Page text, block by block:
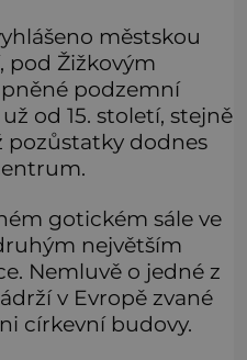
městskou
pod Žižkovým
podzemní
od 15. století, stejně
pozůstatky dodnes
gotickém sále ve
největším
Nemluvě o jedné z
v Evropě zvané
církevní budovy.